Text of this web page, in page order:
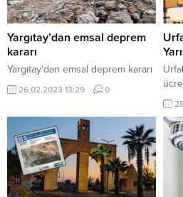
Yargıtay’dan emsal deprem
kararı
Yargıtay'dan emsal deprem kararı
26.02.2023 13:29 0